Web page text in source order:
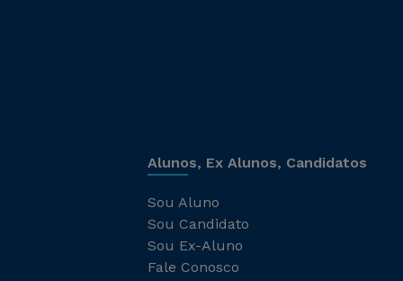
Alunos, Ex Alunos, Candidatos
Sou Aluno
Sou Candidato
Sou Ex-Aluno
Fale Conosco